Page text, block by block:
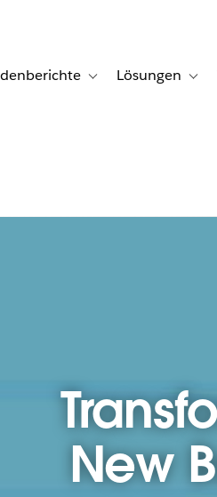
navigation for ProdukteToggle sub-navigation
Lösungen
New